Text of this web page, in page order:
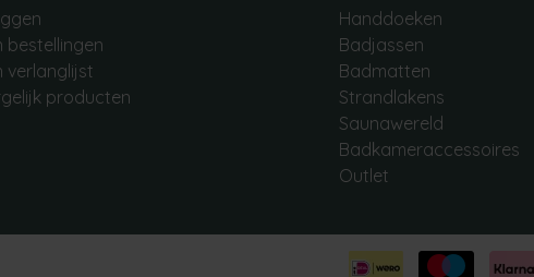
bestellingen
verlanglijst
producten
Handdoeken
Badjassen
Badmatten
Strandlakens
Saunawereld
Badkameraccessoires
Outlet